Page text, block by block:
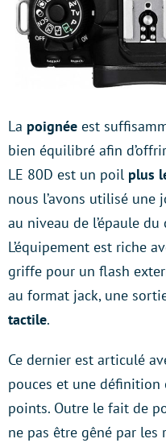
La poignée est
bien équilibré afin
LE 80D est un poil plus
nous l’avons utilisé une
au niveau de l’épaule
L’équipement est riche
griffe pour un flash
au format jack, une
tactile.
Ce dernier est articulé
pouces et une
points. Outre le fait de
ne pas être gêné par